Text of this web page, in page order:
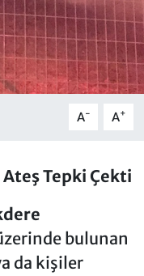
A- A+
Tepki Çekti
bulunan
da kişiler